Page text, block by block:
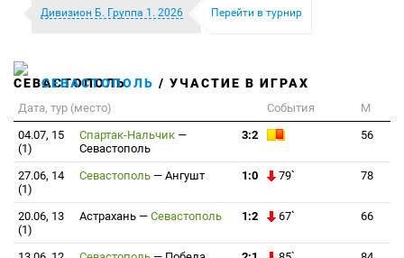
Дивизион Б. Группа 1. 2026 Перейти в турнир
СЕВАСТОПОЛЬ / УЧАСТИЕ В ИГРАХ
Дата, тур (место) События
М
04.07, 15
(1)
Спартак-Нальчик —
Севастополь
3:2 56
27.06, 14
(1)
Севастополь — Ангушт 1:0 79` 78
20.06, 13
(1)
Астрахань — Севастополь 1:2 67` 66